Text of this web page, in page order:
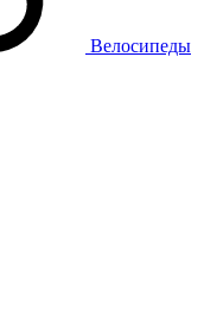
Велосипеды